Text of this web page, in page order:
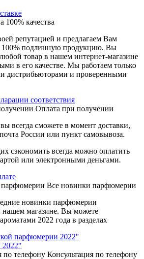
100% качества
репутацией и предлагаем Вам
100% подлинную продукцию. Вы
товар в нашем интернет-магазине
в его качестве. Мы работаем только
дистрибьюторами и проверенными
соответствия
Оплата при получении
всегда сможете в момент доставки,
России или пункт самовывоза.
сэкономить всегда можно оплатить
или электронными деньгами.
Все новинки парфюмерии
новинки парфюмерии
нашем магазине. Вы можете
2022 года в разделах
парфюмерии 2022"
Консультация по телефону